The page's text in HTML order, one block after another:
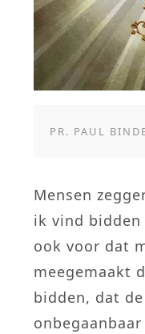
PR. PAUL
Mensen
ik vind
ook voor dat
meegemaakt
bidden, dat